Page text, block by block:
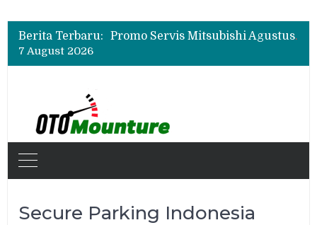
Berita Terbaru:
Promo Servis Mitsubishi Agustus 2026, Ada Diskon ESP dan Bodi & Cat Kilau Merdeka
Suzuki XL7 Terbaru Jadi Favorit Test Drive di GIIAS 2026, Ini Fitur yang Paling Dipuji
7 August 2026
Secure Parking Indonesia